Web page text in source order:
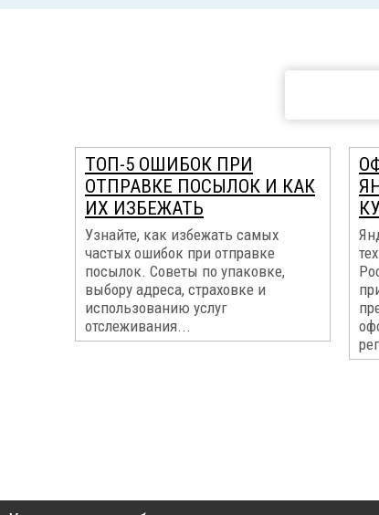
ТОП-5 ОШИБОК ПРИ
ОТПРАВКЕ ПОСЫЛОК И КАК
ИХ ИЗБЕЖАТЬ
Узнайте, как избежать самых
частых ошибок при отправке
посылок. Советы по упаковке,
выбору адреса, страховке и
использованию услуг
отслеживания...